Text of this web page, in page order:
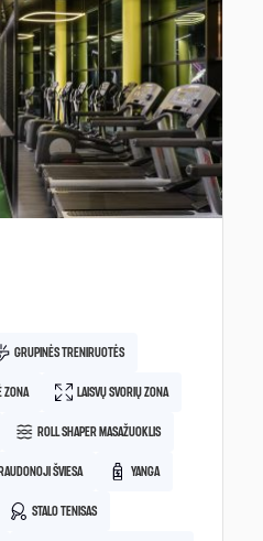
GRUPINĖS TRENIRUOTĖS
ZONA LAISVŲ SVORIŲ ZONA
ROLL SHAPER MASAŽUOKLIS
RAUDONOJI ŠVIESA YANGA
STALO TENISAS